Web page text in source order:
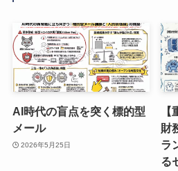
AI時代の盲点を突く標的型
メール
2026年5月25日
財
ラ
る